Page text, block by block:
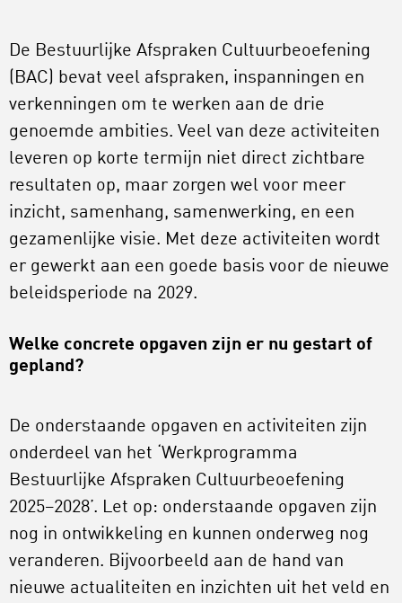
De Bestuurlijke Afspraken Cultuurbeoefening
(BAC) bevat veel afspraken, inspanningen en
verkenningen om te werken aan de drie
genoemde ambities. Veel van deze activiteiten
leveren op korte termijn niet direct zichtbare
resultaten op, maar zorgen wel voor meer
inzicht, samenhang, samenwerking, en een
gezamenlijke visie. Met deze activiteiten wordt
er gewerkt aan een goede basis voor de nieuwe
beleidsperiode na 2029.
Welke concrete opgaven zijn er nu gestart of
gepland?
De onderstaande opgaven en activiteiten zijn
onderdeel van het ‘Werkprogramma
Bestuurlijke Afspraken Cultuurbeoefening
2025–2028’. Let op: onderstaande opgaven zijn
nog in ontwikkeling en kunnen onderweg nog
veranderen. Bijvoorbeeld aan de hand van
nieuwe actualiteiten en inzichten uit het veld en